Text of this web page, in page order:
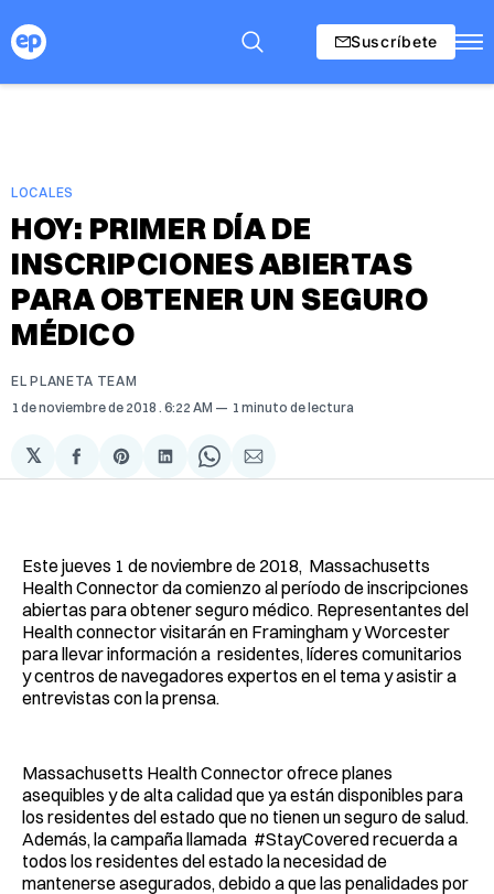
Suscríbete
LOCALES
HOY: PRIMER DÍA DE
INSCRIPCIONES ABIERTAS
PARA OBTENER UN SEGURO
MÉDICO
EL PLANETA TEAM
1 de noviembre de 2018 . 6:22 AM 1 minuto de lectura
𝕏
Compartir
en
Share
on
Compartir
en
Share
on
Compartir
via
Este jueves 1 de noviembre de 2018, Massachusetts
Health Connector da comienzo al período de inscripciones
abiertas para obtener seguro médico. Representantes del
Health connector visitarán en Framingham y Worcester
para llevar información a residentes, líderes comunitarios
y centros de navegadores expertos en el tema y asistir a
entrevistas con la prensa.
Massachusetts Health Connector ofrece planes
asequibles y de alta calidad que ya están disponibles para
los residentes del estado que no tienen un seguro de salud.
Además, la campaña llamada #StayCovered recuerda a
todos los residentes del estado la necesidad de
mantenerse asegurados, debido a que las penalidades por